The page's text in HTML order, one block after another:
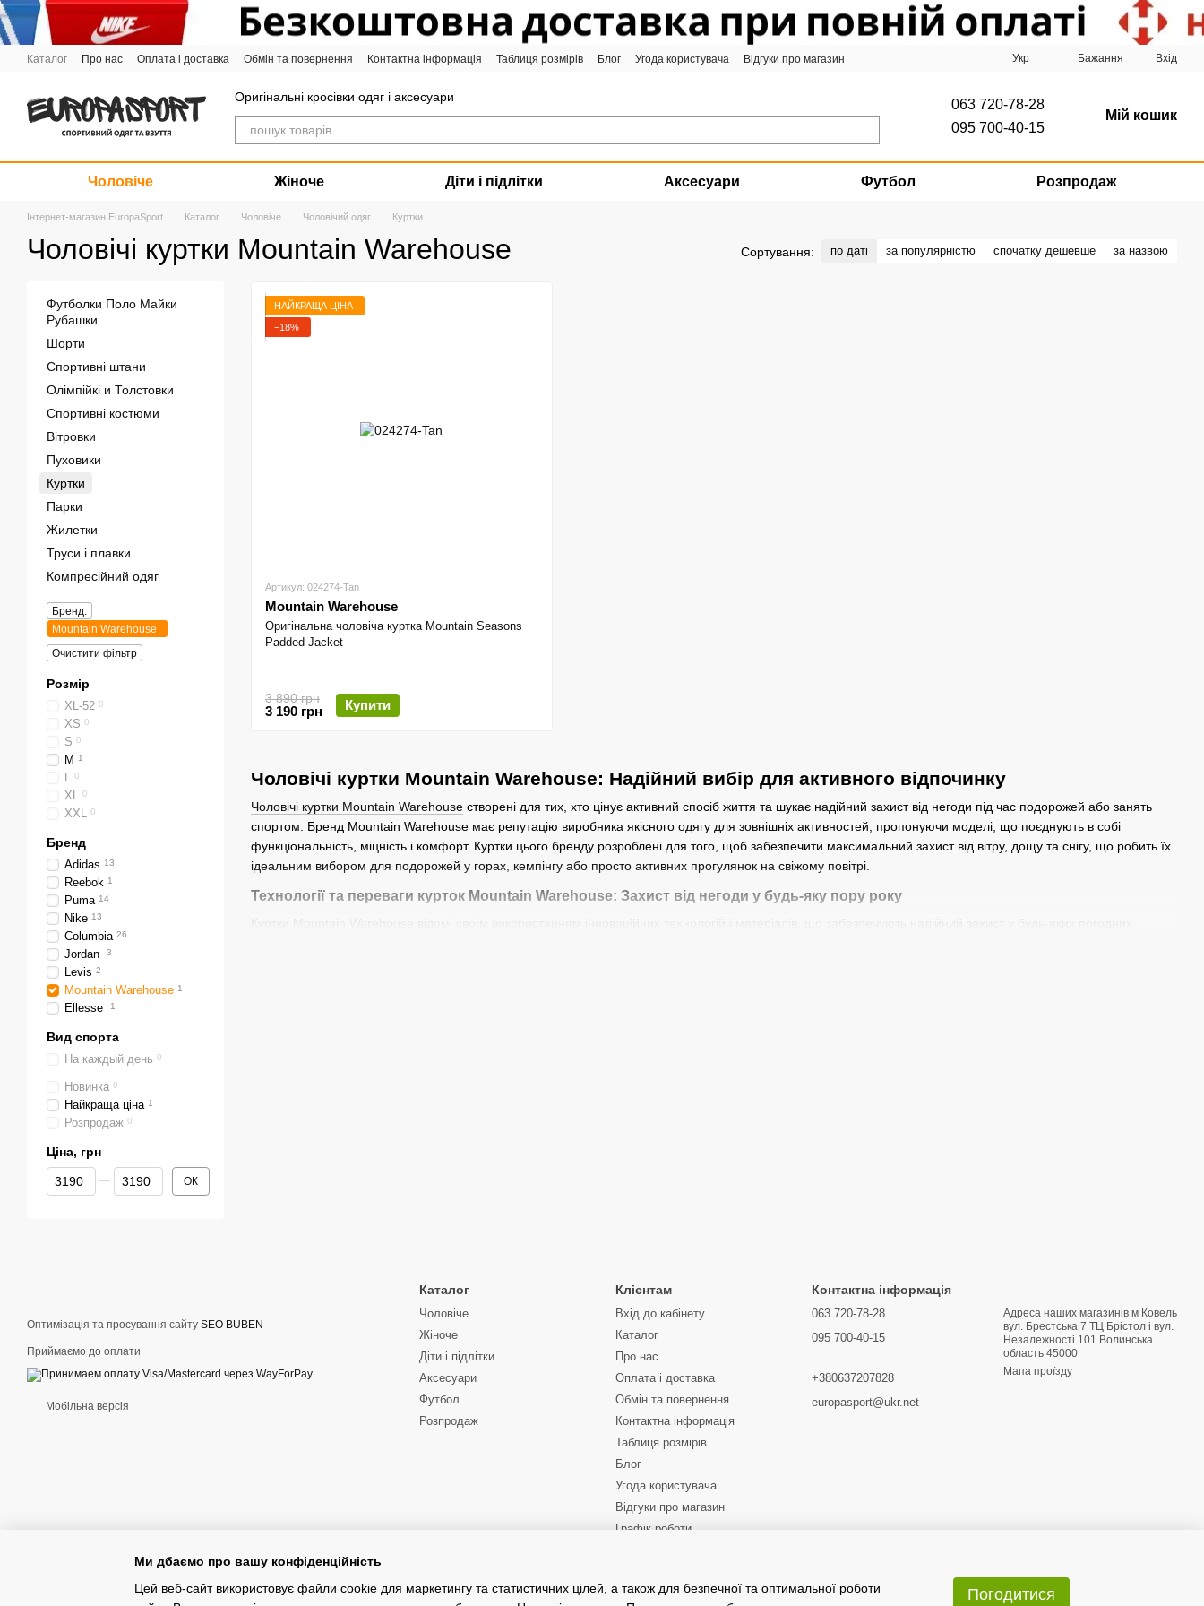
Перейти до основного контенту
Каталог Про нас Оплата і доставка Обмін та повернення Контактна інформація Таблиця розмірів Блог Угода користувача
Відгуки про магазин
Укр Бажання Вхід
Оригінальні кросівки одяг і аксесуари
063 720-78-28
095 700-40-15
Мій кошик
Чоловіче Жіноче Діти і підлітки Аксесуари Футбол Розпродаж
Інтернет-магазин EuropaSport Каталог Чоловіче Чоловічий одяг Куртки
Чоловічі куртки Mountain Warehouse Сортування: по даті за популярністю спочатку дешевше за назвою
Чоловічі куртки Mountain Warehouse: Надійний вибір для активного відпочинку
Чоловічі куртки Mountain Warehouse створені для тих, хто цінує активний спосіб життя та шукає надійний захист від негоди під час подорожей або занять
спортом. Бренд Mountain Warehouse має репутацію виробника якісного одягу для зовнішніх активностей, пропонуючи моделі, що поєднують в собі
функціональність, міцність і комфорт. Куртки цього бренду розроблені для того, щоб забезпечити максимальний захист від вітру, дощу та снігу, що робить їх
ідеальним вибором для подорожей у горах, кемпінгу або просто активних прогулянок на свіжому повітрі.
Технології та переваги курток Mountain Warehouse: Захист від негоди у будь-яку пору року
НАЙКРАЩА ЦІНА
−18%
Артикул: 024274-Tan
Mountain Warehouse
Оригінальна чоловіча куртка Mountain Seasons
Padded Jacket
3 890 грн
3 190 грн Купити
Футболки Поло Майки
Рубашки
Шорти
Спортивні штани
Олімпійкі и Толстовки
Спортивні костюми
Вітровки
Пуховики
Куртки
Парки
Жилетки
Труси і плавки
Компресійний одяг
Бренд:
Mountain Warehouse
Очистити фільтр
Розмір
XL-52 0
XS 0
S 0
M 1
L 0
XL 0
XXL 0
Бренд
Adidas 13
Reebok 1
Puma 14
Nike 13
Columbia 26
Jordan 3
Levis 2
Mountain Warehouse 1
Ellesse 1
Вид спорта
На каждый день 0
Новинка 0
Найкраща ціна 1
Розпродаж 0
Ціна, грн
Від Ціна, грн
До Ціна, грн ОК
Оптимізація та просування сайту SEO BUBEN
Приймаємо до оплати
Мобільна версія
Каталог
Чоловіче
Жіноче
Діти і підлітки
Аксесуари
Футбол
Розпродаж
Клієнтам
Вхід до кабінету
Каталог
Про нас
Оплата і доставка
Обмін та повернення
Контактна інформація
Таблиця розмірів
Блог
Угода користувача
Відгуки про магазин
Графік роботи
Контактна інформація
063 720-78-28
095 700-40-15
+380637207828
europasport@ukr.net
Адреса наших магазинів м Ковель
вул. Брестська 7 ТЦ Брістол і вул.
Hезалежності 101 Волинська
область 45000
Мапа проїзду
Ми дбаємо про вашу конфіденційність
Цей веб-сайт використовує файли cookie для маркетингу та статистичних цілей, а також для безпечної та оптимальної роботи
Погодитися